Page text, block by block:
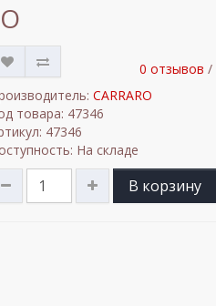
0 отзывов /
CARRARO
товара: 47346
47346
На складе
В корзину